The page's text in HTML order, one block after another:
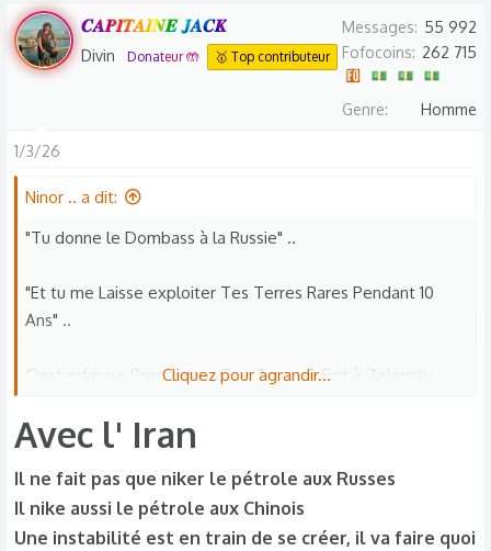
𝑪𝑨𝑷𝑰𝑻𝑨𝑰𝑵𝑬 𝑱𝑨𝑪𝑲
Divin Donateur 🤲 🥇 Top contributeur
Messages
55 992
Fofocoins
262 715
Genre Homme
1/3/26
Ninor .. a dit:
"Tu donne le Dombass à la Russie" ..
"Et tu me Laisse exploiter Tes Terres Rares Pendant 10
Ans" ..
C'est odieuse Proposition Que Trump a Fait à Zelensky
Trump a Abandonné l'Ukraine ..
Cliquez pour agrandir...
Avec l' Iran​
Il ne fait pas que niker le pétrole aux Russes
Il nike aussi le pétrole aux Chinois
Une instabilité est en train de se créer, il va faire quoi